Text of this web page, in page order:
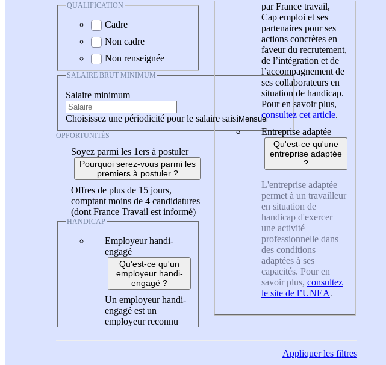
QUALIFICATION
Cadre
Non cadre
Non renseignée
SALAIRE BRUT MINIMUM
Salaire minimum
Choisissez une périodicité pour le salaire saisi
OPPORTUNITÉS
Soyez parmi les 1ers à postuler
Pourquoi serez-vous parmi les
premiers à postuler ?
Offres de plus de 15 jours,
comptant moins de 4 candidatures
(dont France Travail est informé)
HANDICAP
Employeur handi-
engagé
Qu'est-ce qu'un
employeur handi-
engagé ?
Un employeur handi-
engagé est un
employeur reconnu
par France travail,
Cap emploi et ses
partenaires pour ses
actions concrètes en
faveur du recrutement,
de l’intégration et de
l’accompagnement de
ses collaborateurs en
situation de handicap.
Pour en savoir plus,
consultez cet article.
Entreprise adaptée
Qu'est-ce qu'une
entreprise adaptée
?
L'entreprise adaptée
permet à un travailleur
en situation de
handicap d'exercer
une activité
professionnelle dans
des conditions
adaptées à ses
capacités. Pour en
savoir plus, consultez
le site de l’UNEA.
Appliquerles filtres